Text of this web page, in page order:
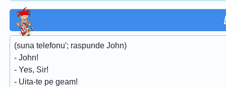
(suna telefonu'; raspunde John)
- John!
- Yes, Sir!
- Uita-te pe geam!